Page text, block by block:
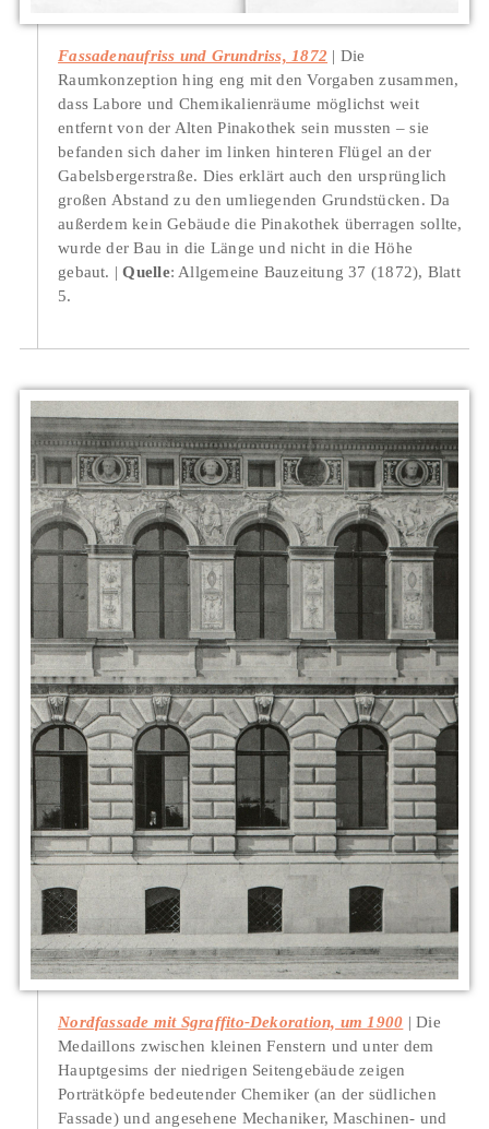
Fassadenaufriss und Grundriss, 1872
Die
Raumkonzeption hing eng mit den Vorgaben zusammen,
dass Labore und Chemikalienräume möglichst weit
entfernt von der Alten Pinakothek sein mussten – sie
befanden sich daher im linken hinteren Flügel an der
Gabelsbergerstraße. Dies erklärt auch den ursprünglich
großen Abstand zu den umliegenden Grundstücken. Da
außerdem kein Gebäude die Pinakothek überragen sollte,
wurde der Bau in die Länge und nicht in die Höhe
gebaut.
Quelle: Allgemeine Bauzeitung 37 (1872), Blatt
5.
Nordfassade mit Sgraffito-Dekoration, um 1900
Die
Medaillons zwischen kleinen Fenstern und unter dem
Hauptgesims der niedrigen Seitengebäude zeigen
Porträtköpfe bedeutender Chemiker (an der südlichen
Fassade) und angesehene Mechaniker, Maschinen- und